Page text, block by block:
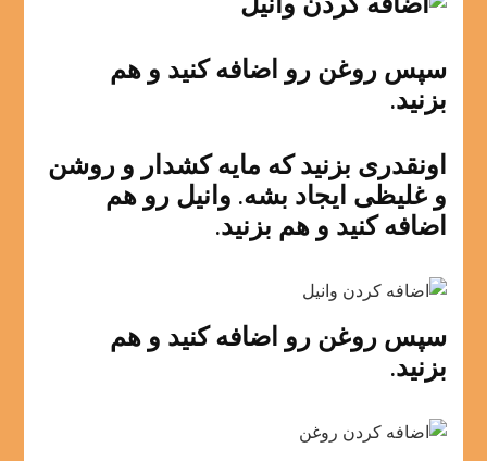
سپس روغن رو اضافه کنید و هم
بزنید.
اونقدری بزنید که مایه کشدار و روشن
و غلیظی ایجاد بشه. وانیل رو هم
اضافه کنید و هم بزنید.
سپس روغن رو اضافه کنید و هم
بزنید.